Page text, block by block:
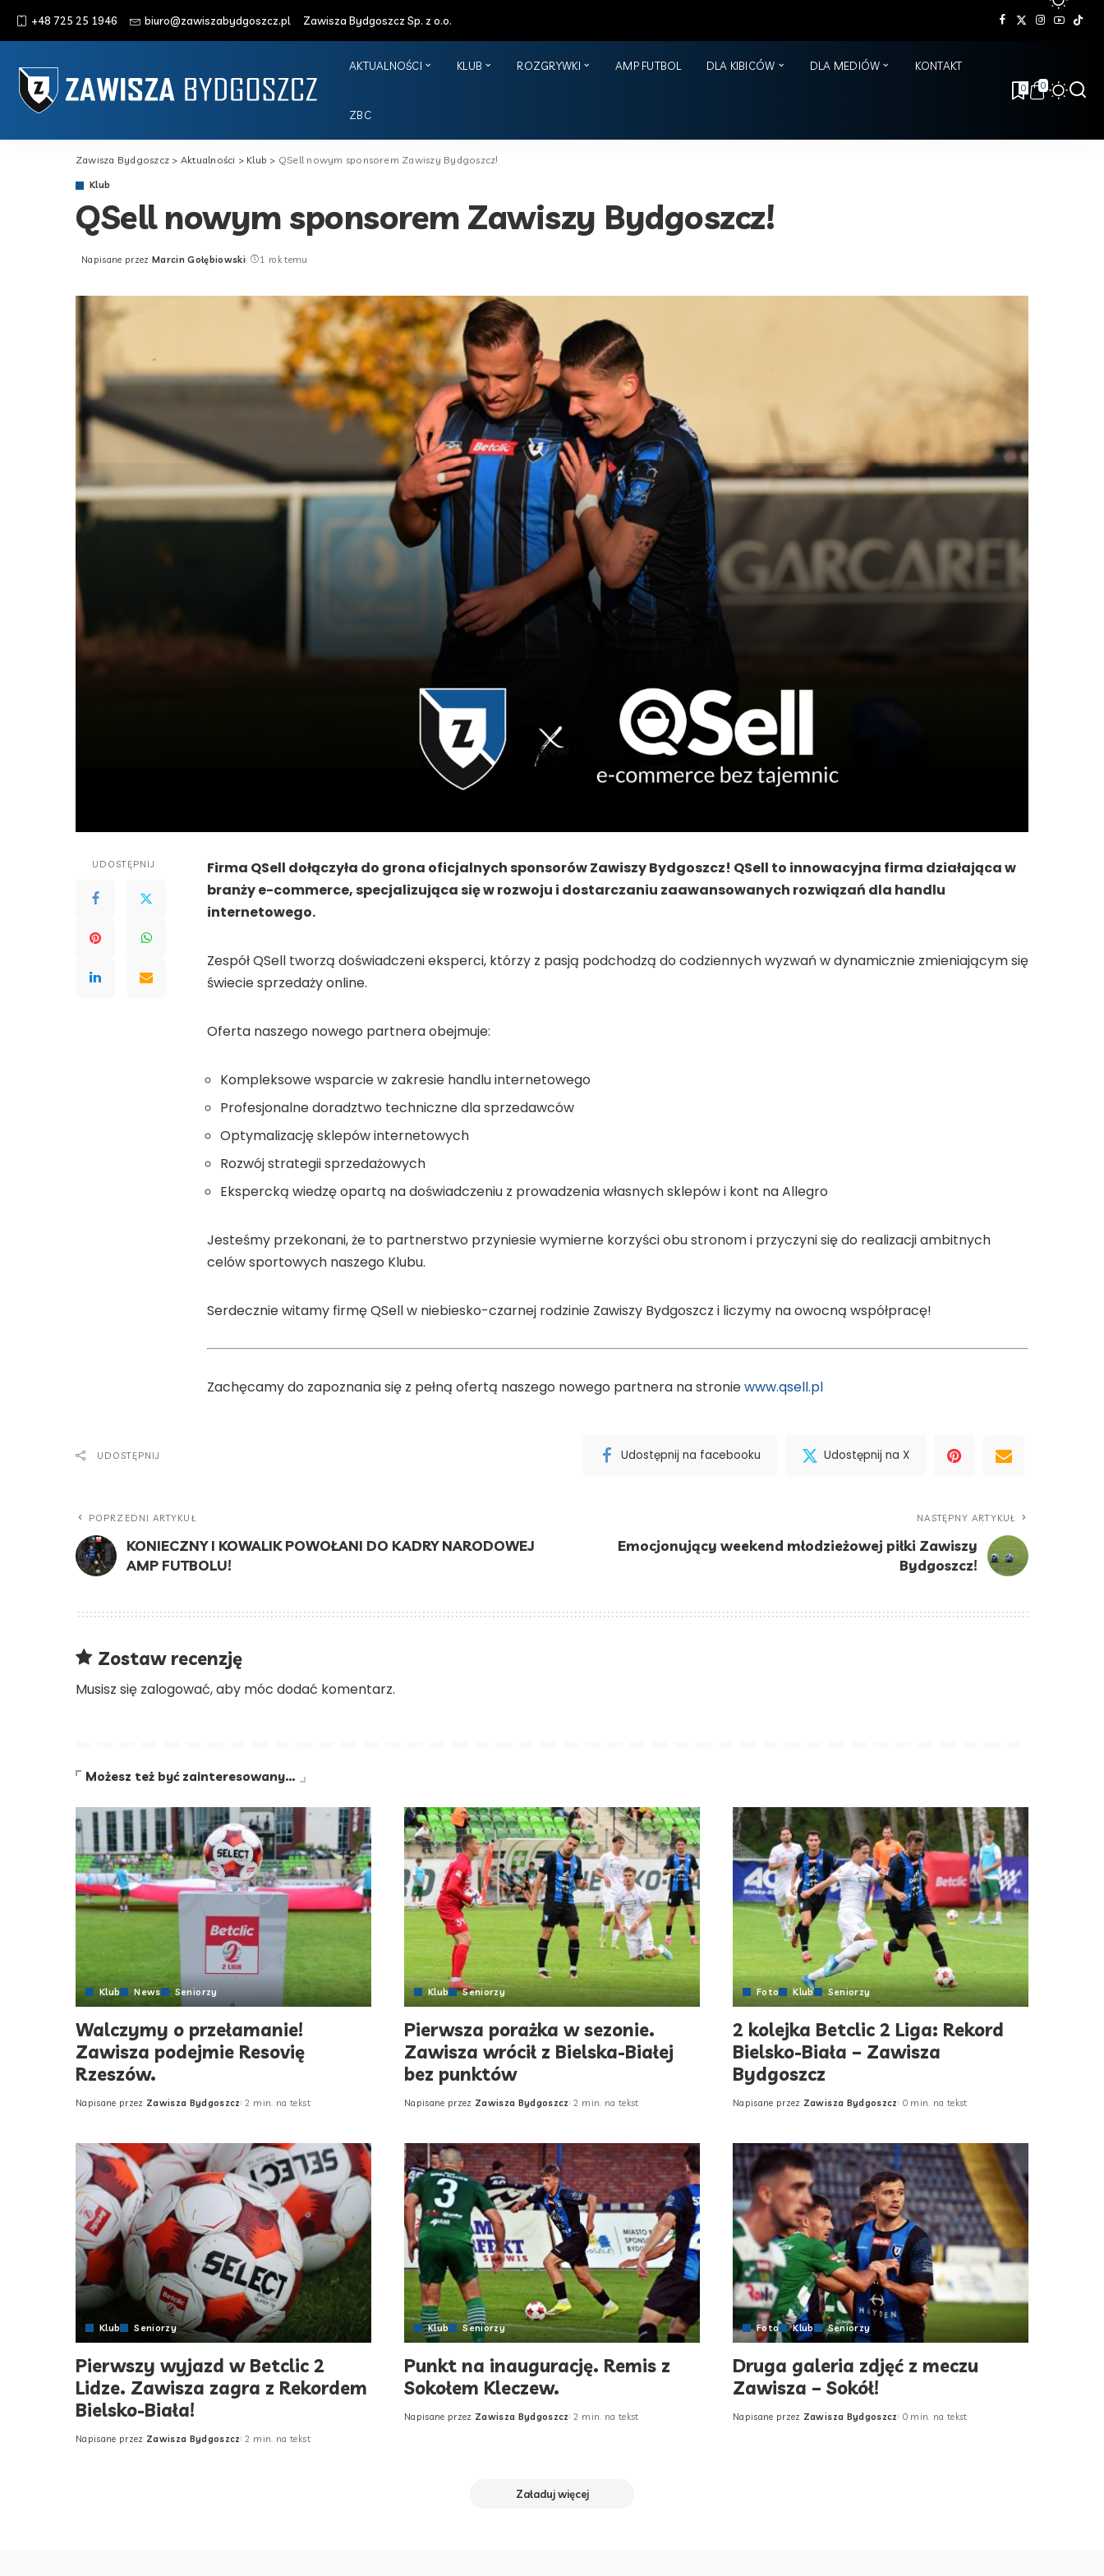
+48 725 25 1946 biuro@zawiszabydgoszcz.pl Zawisza Bydgoszcz Sp. z o.o.
AKTUALNOŚCI KLUB ROZGRYWKI AMP FUTBOL DLA KIBICÓW DLA MEDIÓW KONTAKT
ZBC
0 0
Zawisza Bydgoszcz > Aktualności > Klub > QSell nowym sponsorem Zawiszy Bydgoszcz!
Klub
QSell nowym sponsorem Zawiszy Bydgoszcz!
Posted
Napisane przez Marcin Gołębiowski 1 rok temu
UDOSTĘPNIJ
Firma QSell dołączyła do grona oficjalnych sponsorów Zawiszy Bydgoszcz! QSell to innowacyjna firma działająca w
branży e-commerce, specjalizująca się w rozwoju i dostarczaniu zaawansowanych rozwiązań dla handlu
internetowego.
Zespół QSell tworzą doświadczeni eksperci, którzy z pasją podchodzą do codziennych wyzwań w dynamicznie zmieniającym się
świecie sprzedaży online.
Oferta naszego nowego partnera obejmuje:
Kompleksowe wsparcie w zakresie handlu internetowego
Profesjonalne doradztwo techniczne dla sprzedawców
Optymalizację sklepów internetowych
Rozwój strategii sprzedażowych
Ekspercką wiedzę opartą na doświadczeniu z prowadzenia własnych sklepów i kont na Allegro
Jesteśmy przekonani, że to partnerstwo przyniesie wymierne korzyści obu stronom i przyczyni się do realizacji ambitnych
celów sportowych naszego Klubu.
Serdecznie witamy firmę QSell w niebiesko-czarnej rodzinie Zawiszy Bydgoszcz i liczymy na owocną współpracę!
Zachęcamy do zapoznania się z pełną ofertą naszego nowego partnera na stroniewww.qsell.pl
UDOSTĘPNIJ Udostępnij na facebooku Udostępnij na X
POPRZEDNI ARTYKUŁ
KONIECZNY I KOWALIK POWOŁANI DO KADRY NARODOWEJ
AMP FUTBOLU!
NASTĘPNY ARTYKUŁ
Emocjonujący weekend młodzieżowej piłki Zawiszy
Bydgoszcz!
Zostaw recenzję
Musisz się zalogować, aby móc dodać komentarz.
Możesz też być zainteresowany…
Klub News Seniorzy
Walczymy o przełamanie!
Zawisza podejmie Resovię
Rzeszów.
Posted
Napisane przez Zawisza Bydgoszcz 2 min. na tekst
Klub Seniorzy
Pierwsza porażka w sezonie.
Zawisza wrócił z Bielska-Białej
bez punktów
Posted
Napisane przez Zawisza Bydgoszcz 2 min. na tekst
Foto Klub Seniorzy
2 kolejka Betclic 2 Liga: Rekord
Bielsko-Biała – Zawisza
Bydgoszcz
Posted
Napisane przez Zawisza Bydgoszcz 0 min. na tekst
Klub Seniorzy
Pierwszy wyjazd w Betclic 2
Lidze. Zawisza zagra z Rekordem
Bielsko-Biała!
Posted
Napisane przez Zawisza Bydgoszcz 2 min. na tekst
Klub Seniorzy
Punkt na inaugurację. Remis z
Sokołem Kleczew.
Posted
Napisane przez Zawisza Bydgoszcz 2 min. na tekst
Foto Klub Seniorzy
Druga galeria zdjęć z meczu
Zawisza – Sokół!
Posted
Napisane przez Zawisza Bydgoszcz 0 min. na tekst
Załaduj więcej